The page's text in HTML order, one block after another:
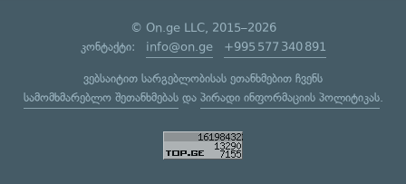
© On.ge LLC, 2015–2026
კონტაქტი: info@on.ge +995 577 340 891
ვებსაიტით სარგებლობისას ეთანხმებით ჩვენს
სამომხმარებლო შეთანხმებასდა პირადი ინფორმაციის პოლიტიკას.